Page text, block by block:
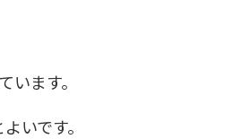
ます。
いです。